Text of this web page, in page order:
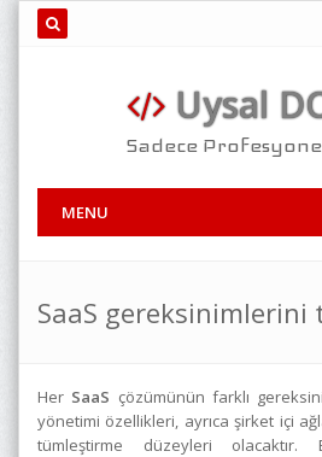
Uysal
Sadece
MENU
SaaS gereksinimlerini
Her SaaS çözümünün farklı
yönetimi özellikleri, ayrıca şirket içi
tümleştirme düzeyleri olacaktır.